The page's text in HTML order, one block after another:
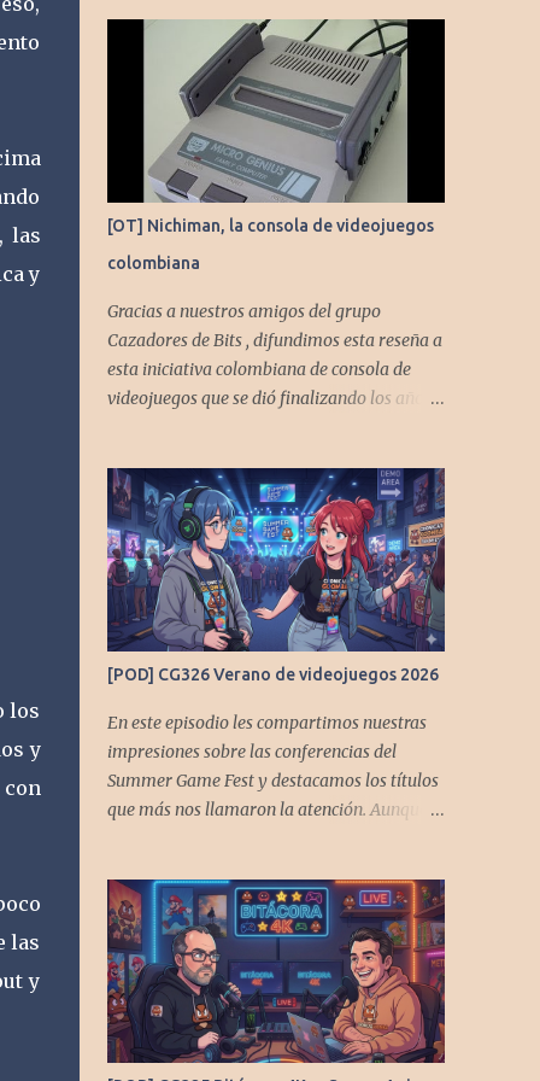
las
y
los
y
con
las
y
[OT] Nichiman, la consola de videojuegos
colombiana
Gracias a nuestros amigos del grupo
Cazadores de Bits , difundimos esta reseña a
esta iniciativa colombiana de consola de
videojuegos que se dió finalizando los años
[POD] CG326 Verano de videojuegos 2026
En este episodio les compartimos nuestras
impresiones sobre las conferencias del
Summer Game Fest y destacamos los títulos
que más nos llamaron la atención. Aunque
queremos contarles Los acompañan
@GoombaVictor y @flagstaad que no
estarían aquí si no es por ustedes. Muchas
gracias a todos los que nos agregan a sus
plataformas de podcast y nos dejan
comentarios en las cuentas de redes. Spotify
YouTube. Twitter -